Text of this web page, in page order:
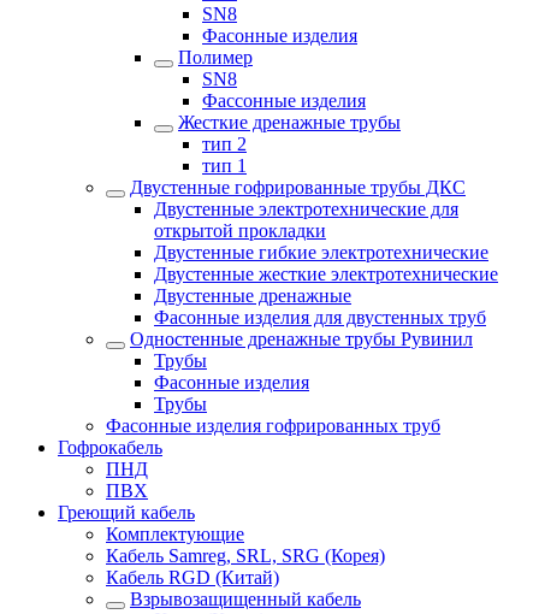
SN8
Фасонные изделия
Полимер
SN8
Фассонные изделия
Жесткие дренажные трубы
тип 2
тип 1
Двустенные гофрированные трубы ДКС
Двустенные электротехнические для
открытой прокладки
Двустенные гибкие электротехнические
Двустенные жесткие электротехнические
Двустенные дренажные
Фасонные изделия для двустенных труб
Одностенные дренажные трубы Рувинил
Трубы
Фасонные изделия
Трубы
Фасонные изделия гофрированных труб
Гофрокабель
ПНД
ПВХ
Греющий кабель
Комплектующие
Кабель Samreg, SRL, SRG (Корея)
Кабель RGD (Китай)
Взрывозащищенный кабель